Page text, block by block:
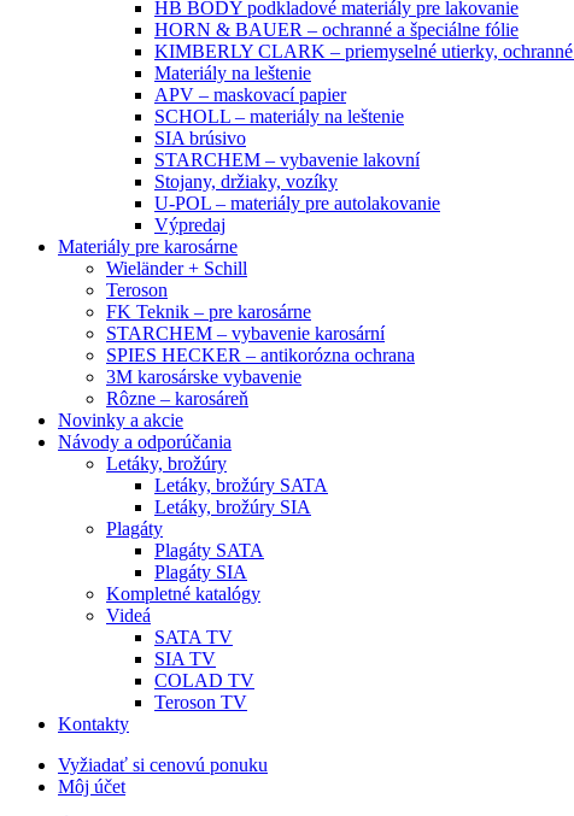
HB BODY podkladové materiály pre lakovanie
HORN & BAUER – ochranné a špeciálne fólie
KIMBERLY CLARK – priemyselné utierky, ochranné
Materiály na leštenie
APV – maskovací papier
SCHOLL – materiály na leštenie
SIA brúsivo
STARCHEM – vybavenie lakovní
Stojany, držiaky, vozíky
U-POL – materiály pre autolakovanie
Výpredaj
Materiály pre karosárne
Wieländer + Schill
Teroson
FK Teknik – pre karosárne
STARCHEM – vybavenie karosární
SPIES HECKER – antikorózna ochrana
3M karosárske vybavenie
Rôzne – karosáreň
Novinky a akcie
Návody a odporúčania
Letáky, brožúry
Letáky, brožúry SATA
Letáky, brožúry SIA
Plagáty
Plagáty SATA
Plagáty SIA
Kompletné katalógy
Videá
SATA TV
SIA TV
COLAD TV
Teroson TV
Kontakty
Vyžiadať si cenovú ponuku
Môj účet